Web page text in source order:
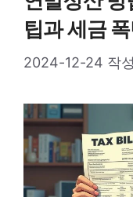
팁과 세금
2024-12-24 작